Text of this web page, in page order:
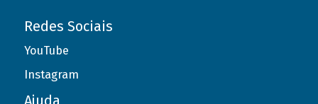
Redes Sociais
YouTube
Instagram
Ajuda